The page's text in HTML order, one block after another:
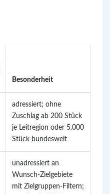
Besonderheit
adressiert; ohne
Zuschlag ab 200 Stück
je Leitregion oder 5.000
Stück bundesweit
unadressiert an
Wunsch-Zielgebiete
mit Zielgruppen-Filtern;